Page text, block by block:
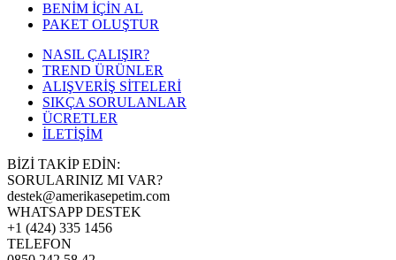
BENİM İÇİN AL
PAKET OLUŞTUR
NASIL ÇALIŞIR?
TREND ÜRÜNLER
ALIŞVERİŞ SİTELERİ
SIKÇA SORULANLAR
ÜCRETLER
İLETİŞİM
BİZİ TAKİP EDİN:
SORULARINIZ MI VAR?
destek@amerikasepetim.com
WHATSAPP DESTEK
+1 (424) 335 1456
TELEFON